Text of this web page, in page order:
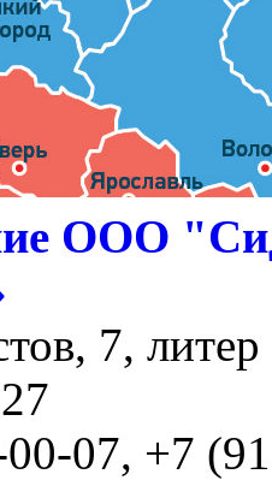
ООО
7,
07, +7